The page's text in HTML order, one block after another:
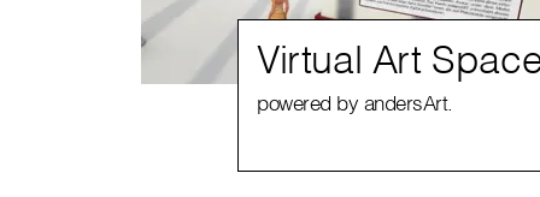
Virtual Art
powered by andersArt.